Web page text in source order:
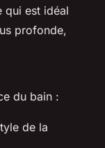
qui est idéal
profonde,
du bain :
de la